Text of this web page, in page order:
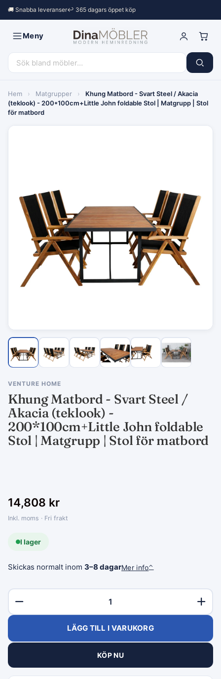
🚚 Snabba leveranser↩︎ 365 dagars öppet köp
Meny
Hem › Matgrupper ›
Khung Matbord - Svart Steel / Akacia
(teklook) - 200*100cm+Little John foldable Stol | Matgrupp | Stol
för matbord
VENTURE HOME
Khung Matbord - Svart Steel /
Akacia (teklook) -
200*100cm+Little John foldable
Stol | Matgrupp | Stol för matbord
14,808 kr
Inkl. moms · Fri frakt
I lager
Skickas normalt inom 3–8 dagarMer info⌃
LÄGG TILL I VARUKORG
KÖP NU